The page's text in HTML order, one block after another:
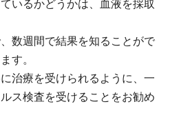
いるかどうかは、血液を採取
数週間で結果を知ることがで
す。
治療を受けられるように、一
ス検査を受けることをお勧め